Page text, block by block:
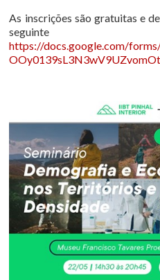
As inscrições são gratuitas e
seguinte
https://docs.google.com/